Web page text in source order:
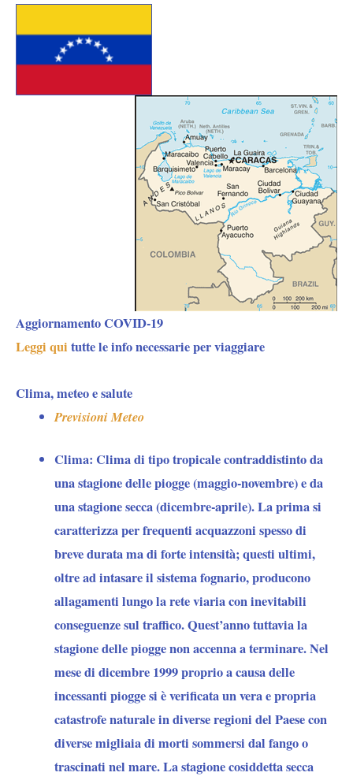
Aggiornamento COVID-19
Leggi qui tutte le info necessarie per viaggiare
Clima, meteo e salute
Previsioni Meteo
Clima: Clima di tipo tropicale contraddistinto da
una stagione delle piogge (maggio-novembre) e da
una stagione secca (dicembre-aprile). La prima si
caratterizza per frequenti acquazzoni spesso di
breve durata ma di forte intensità; questi ultimi,
oltre ad intasare il sistema fognario, producono
allagamenti lungo la rete viaria con inevitabili
conseguenze sul traffico. Quest’anno tuttavia la
stagione delle piogge non accenna a terminare. Nel
mese di dicembre 1999 proprio a causa delle
incessanti piogge si è verificata un vera e propria
catastrofe naturale in diverse regioni del Paese con
diverse migliaia di morti sommersi dal fango o
trascinati nel mare. La stagione cosiddetta secca